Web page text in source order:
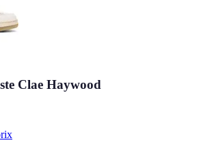
Clae Haywood